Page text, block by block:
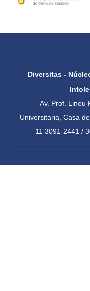
Diversitas -
Av. Prof. Lineu
Universitária, Casa
11 3091-2441 /